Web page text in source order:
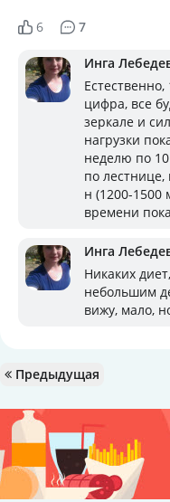
6 7
Инга
цифра, все
зеркале и
нагрузки
неделю по
по
н (1200-1500
времени
Инга
Никаких
небольшим
вижу, мало,
Предыдущая